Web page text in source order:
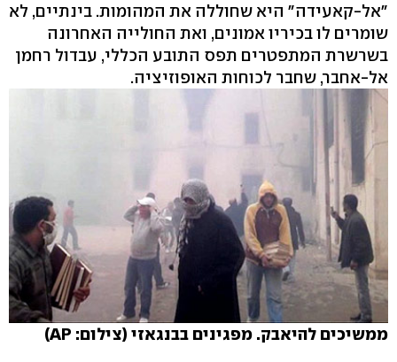
"אל-קאעידה" היא שחוללה את המהומות. בינתיים, לא
שומרים לו בכיריו אמונים, ואת החולייה האחרונה
בשרשרת המתפטרים תפס התובע הכללי, עבדול רחמן
אל-אחבר, שחבר לכוחות האופוזיציה.
ממשיכים להיאבק. מפגינים בבנגאזי (צילום: AP)